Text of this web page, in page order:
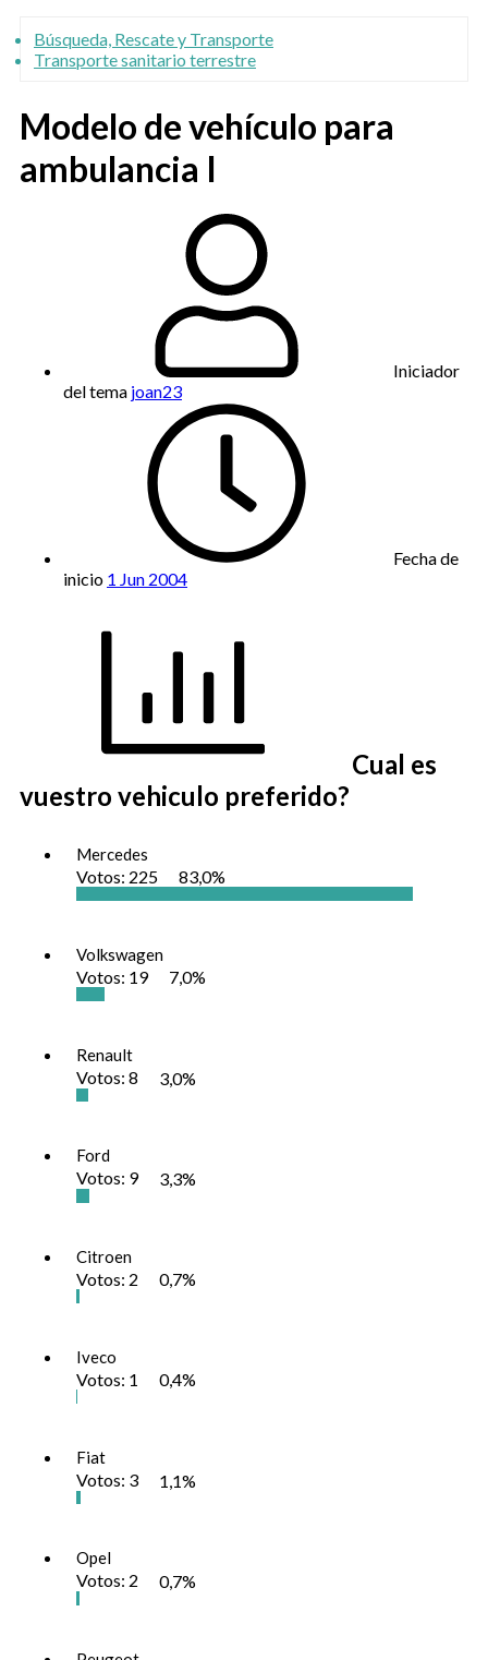
Búsqueda, Rescate y Transporte
Transporte sanitario terrestre
Modelo de vehículo para
ambulancia I
Iniciador
del tema joan23
Fecha de
inicio 1 Jun 2004
Cual es
vuestro vehiculo preferido?
Mercedes
Votos: 225 83,0%
Volkswagen
Votos: 19 7,0%
Renault
Votos: 8 3,0%
Ford
Votos: 9 3,3%
Citroen
Votos: 2 0,7%
Iveco
Votos: 1 0,4%
Fiat
Votos: 3 1,1%
Opel
Votos: 2 0,7%